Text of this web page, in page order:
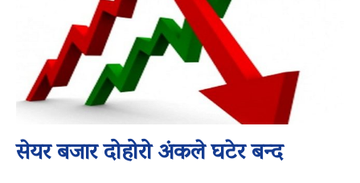
सेयर बजार दोहोरो अंकले घटेर बन्द